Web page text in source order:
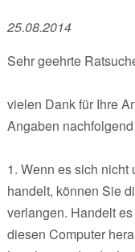
25.08.2014
Sehr geehrte
vielen Dank für Ihre
Angaben
1. Wenn es sich nicht
handelt, können Sie
verlangen. Handelt
diesen Computer